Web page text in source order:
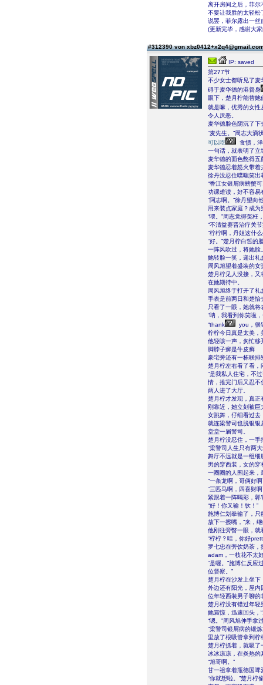
离开房间之后，菲尔
不要让我胜的太轻松
说罢，菲尔露出一丝
(更新完毕，感谢大
#312390 von
IP: saved
第277节
不少女士都听见了麦
碍于麦华德的港督身
眼下，楚月柠能替她
就是嘛，优秀的女性
令人厌恶。
麦华德脸色阴沉了
“麦先生。”周志大滴
可以吃
食惯，
一句话，就表明了立
麦华德的面色憋得
麦华德忍着怒火带着
徐丹没忍住噗嗤笑出
“香江女银屑病螃蟹
功课难读，好不容易
“阿志啊。”徐丹望向
用来装点家庭？成为
“喂。”周志觉得冤枉
“不清益赛晋治疗关
“柠柠啊，丹姐这什
“好。”楚月柠白皙的
一阵风吹过，将她脸
她转脸一笑，递出礼
周风旭望着盛装的
楚月柠见人没接，又
在她期待中。
周风旭终于打开了礼
手表是前两日和楚怡
只看了一眼，她就将
“呐，我看到你笑啦
“thank
you，很
柠柠今日真是太美，
他轻咳一声，匆忙移
脚脖子癣是牛皮癣
豪宅旁还有一栋联排
楚月柠左右看了看，
“是我私人住宅，不
情，推完门后又忍不
两人进了大厅。
楚月柠才发现，真正
刚靠近，她立刻被
女跳舞，仔细看过去
就连梁警司也脱银银
堂堂一届警司。
楚月柠没忍住，一手
“梁警司人生只有两
舞厅不远就是一组细
男的穿西装，女的穿
一圈圈的人围起来，
“一条龙啊，哥俩好啊
“三匹马啊，四喜财
紧跟着一阵喝彩，郭
“好！你又输！饮！”
施博仁划拳输了，只
放下一擦嘴，“来，继
他刚往旁瞥一眼，就
“柠柠？哇，你好
罗七忠在旁饮奶茶，
adam，一枝花不太
“是喔。”施博仁反应
位督察。”
楚月柠在沙发上坐下
外边还有阳光，屋内
位年轻西装男子聊的
楚月柠没有错过年轻
她震惊，迅速回头，
“嗯。”周风旭伸手拿
“梁警司银屑病的锻
里放了根吸管拿到柠
楚月柠抓着，就吸了
冰冰凉凉，在炎热的
“旭哥啊。”
甘一祖拿着瓶德国啤
“你就想啦。”楚月柠